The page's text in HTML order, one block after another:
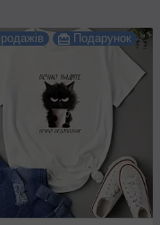
Подарунок